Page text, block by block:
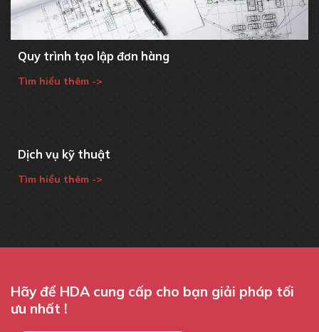
Quy trình tạo lập đơn hàng
Tìm hiểu thêm ->
Dịch vụ kỹ thuật
Tìm hiểu thêm ->
Hãy để HDA cung cấp cho bạn giải pháp tối
ưu nhất !